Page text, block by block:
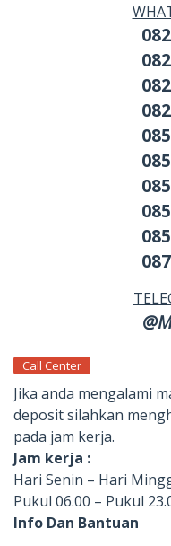
Call Center
Jika anda mengalami
deposit silahkan
pada jam kerja.
Jam kerja :
Hari Senin – Hari
Pukul 06.00 – Pukul
Info Dan Bantuan